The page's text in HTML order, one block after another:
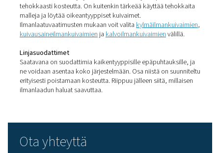
oikeudenkäynteihin.
Kosteuden torjuminen
paineilmassa
Vaikka paineilman kosteuden aiheuttamat vaarat ovat
Katsotaanpa, mitkä vaihtoehdot ja varusteet ovat
ja miten ne toimivat. On tärkeää huomata, että
ilmankäsittely on maksullista. Tämä kustannus on